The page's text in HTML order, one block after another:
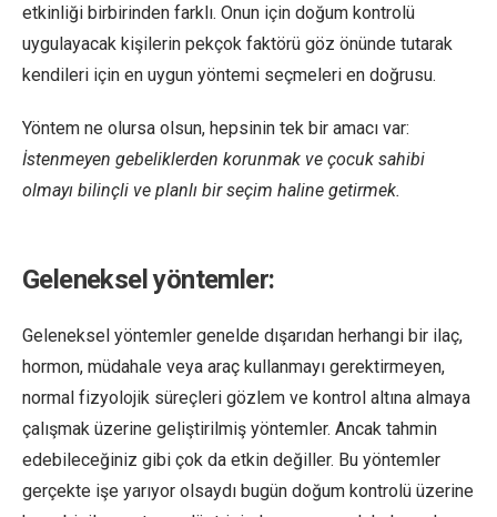
etkinliği birbirinden farklı. Onun için doğum kontrolü
uygulayacak kişilerin pekçok faktörü göz önünde tutarak
kendileri için en uygun yöntemi seçmeleri en doğrusu.
Yöntem ne olursa olsun, hepsinin tek bir amacı var:
İstenmeyen gebeliklerden korunmak ve çocuk sahibi
olmayı bilinçli ve planlı bir seçim haline getirmek.
Geleneksel yöntemler:
Geleneksel yöntemler genelde dışarıdan herhangi bir ilaç,
hormon, müdahale veya araç kullanmayı gerektirmeyen,
normal fizyolojik süreçleri gözlem ve kontrol altına almaya
çalışmak üzerine geliştirilmiş yöntemler. Ancak tahmin
edebileceğiniz gibi çok da etkin değiller. Bu yöntemler
gerçekte işe yarıyor olsaydı bugün doğum kontrolü üzerine